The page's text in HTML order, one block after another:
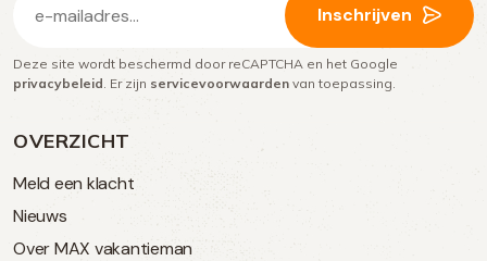
OVERZICHT
Meld een klacht
Nieuws
Over MAX vakantieman
mailadres
(Vereist)
Inschrijven
Deze site wordt beschermd door reCAPTCHA en het Google
privacybeleid . Er zijn servicevoorwaarden van toepassing.